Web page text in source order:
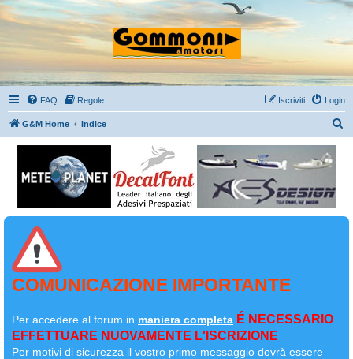
FAQ Regole Login
Iscriviti
G&M Home Indice
COMUNICAZIONE IMPORTANTE
Per accedere al forum in maniera completa É NECESSARIO
EFFETTUARE NUOVAMENTE L'ISCRIZIONE
Per motivi di sicurezza il vostro primo messaggio dovrà essere